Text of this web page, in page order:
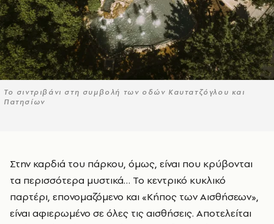
Το σιντριβάνι στη συμβολή των οδών Καυτατζόγλου και
Πατησίων
Στην καρδιά του πάρκου, όμως, είναι που κρύβονται
τα περισσότερα μυστικά… Το κεντρικό κυκλικό
παρτέρι, επονομαζόμενο και «Κήπος των Αισθήσεων»,
είναι αφιερωμένο σε όλες τις αισθήσεις. Αποτελείται